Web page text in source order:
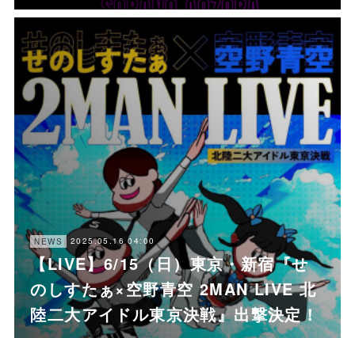
NEWS 2025.05.16 04:00
【LIVE】6/15（日）東京・新宿『せ
のしすたぁ×空野青空 2MAN LIVE 北
陸二大アイドル東京決戦』出撃決定！